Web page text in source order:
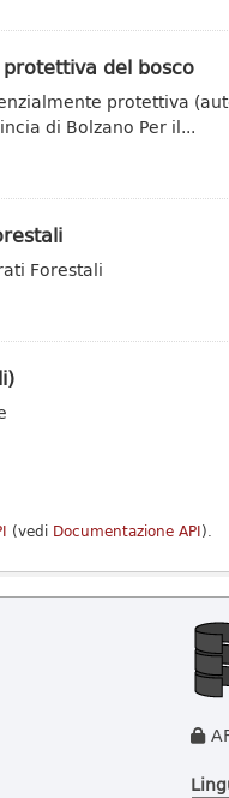
del bosco
protettiva
di Bolzano Per il...
Forestali
(vedi Documentazione API).